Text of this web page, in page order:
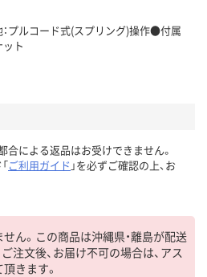
プルコード式(スプリング)操作●付属
ット
合による返品はお受けできません。
ご利用ガイド 」を必ずご確認の上、お
ん。この商品は沖縄県・離島が配送
注文後、お届け不可の場合は、アス
きます。